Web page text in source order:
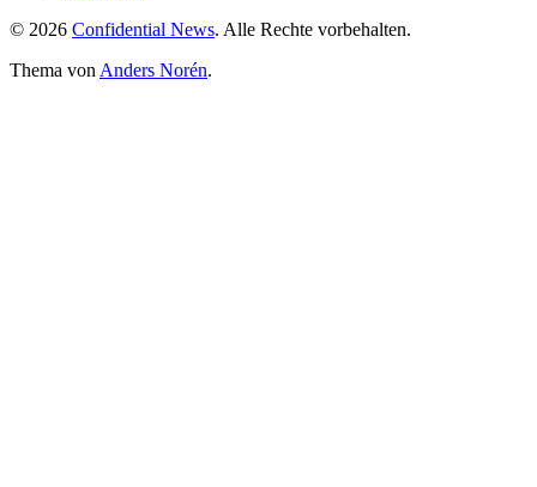
© 2026 Confidential News. Alle Rechte vorbehalten.
Thema von Anders Norén.